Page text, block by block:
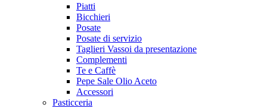
Piatti
Bicchieri
Posate
Posate di servizio
Taglieri Vassoi da presentazione
Complementi
Te e Caffè
Pepe Sale Olio Aceto
Accessori
Pasticceria